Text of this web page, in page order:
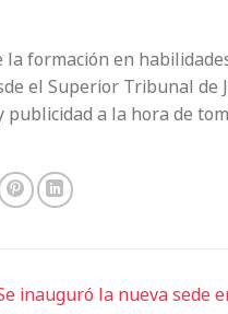
formación en
el Superior Tribunal de
a la hora de
inauguró la nueva sede